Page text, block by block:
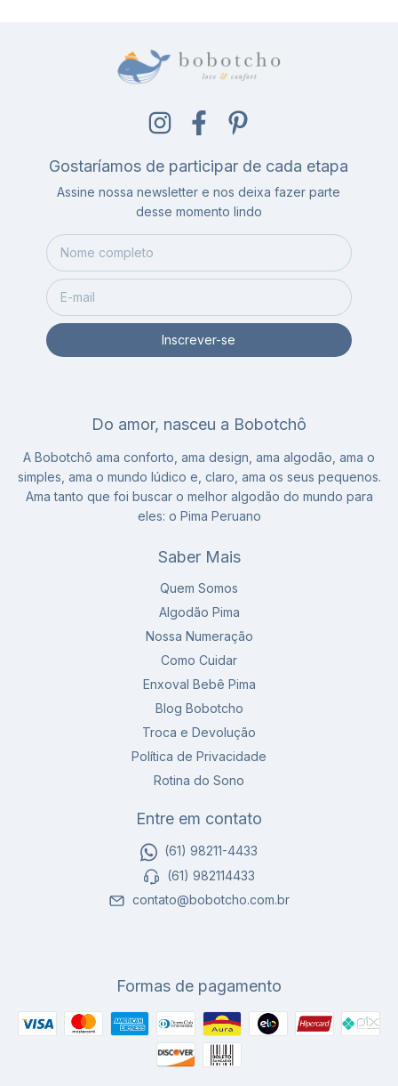
Gostaríamos de participar de cada etapa
Assine nossa newsletter e nos deixa fazer parte
desse momento lindo
Do amor, nasceu a Bobotchô
A Bobotchô ama conforto, ama design, ama algodão, ama o
simples, ama o mundo lúdico e, claro, ama os seus pequenos.
Ama tanto que foi buscar o melhor algodão do mundo para
eles: o Pima Peruano
Saber Mais
Quem Somos
Algodão Pima
Nossa Numeração
Como Cuidar
Enxoval Bebê Pima
Blog Bobotcho
Troca e Devolução
Política de Privacidade
Rotina do Sono
Entre em contato
(61) 98211-4433
(61) 982114433
contato@bobotcho.com.br
Formas de pagamento